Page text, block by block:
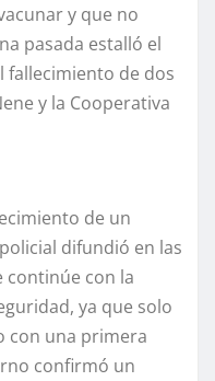
y que no
pasada estalló el
fallecimiento de dos
y la Cooperativa
de un
difundió en las
continúe con la
ya que solo
con una primera
confirmó un